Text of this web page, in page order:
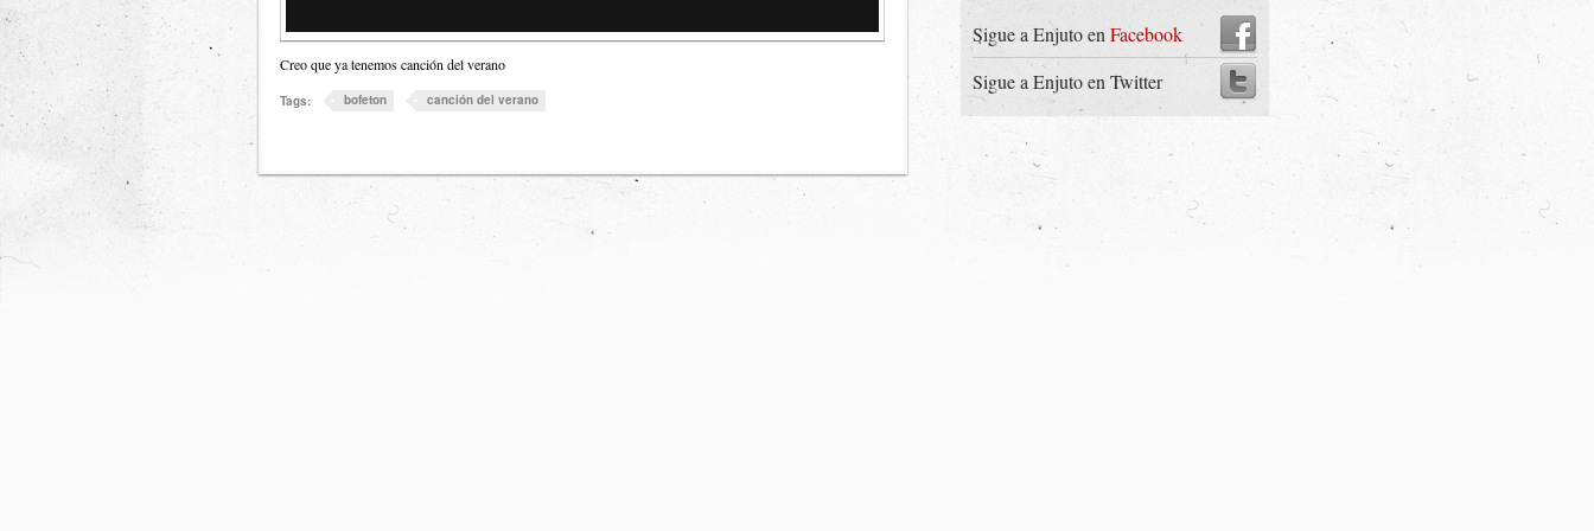
Creo que ya tenemos canción del verano
Tags: bofeton canción del verano
Sigue a Enjuto en Facebook
Sigue a Enjuto en Twitter